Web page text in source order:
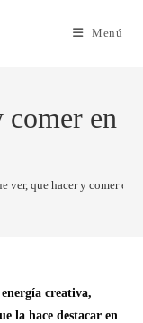
Menú
comer en
ver, que hacer y comer en
creativa,
la hace destacar en